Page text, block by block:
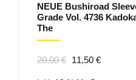
NEUE Bushiroad
Grade Vol. 4736
The
20,00€ Ursprünglicher
11,50 €Aktueller